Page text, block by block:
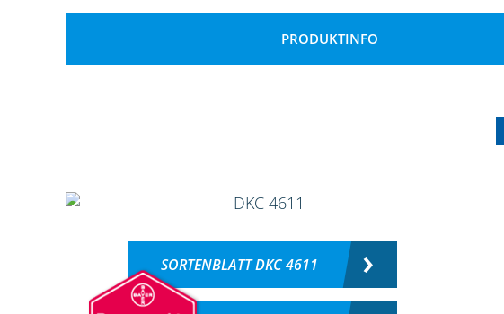
PRODUKTINFO
SORTENBLATT DKC 4611